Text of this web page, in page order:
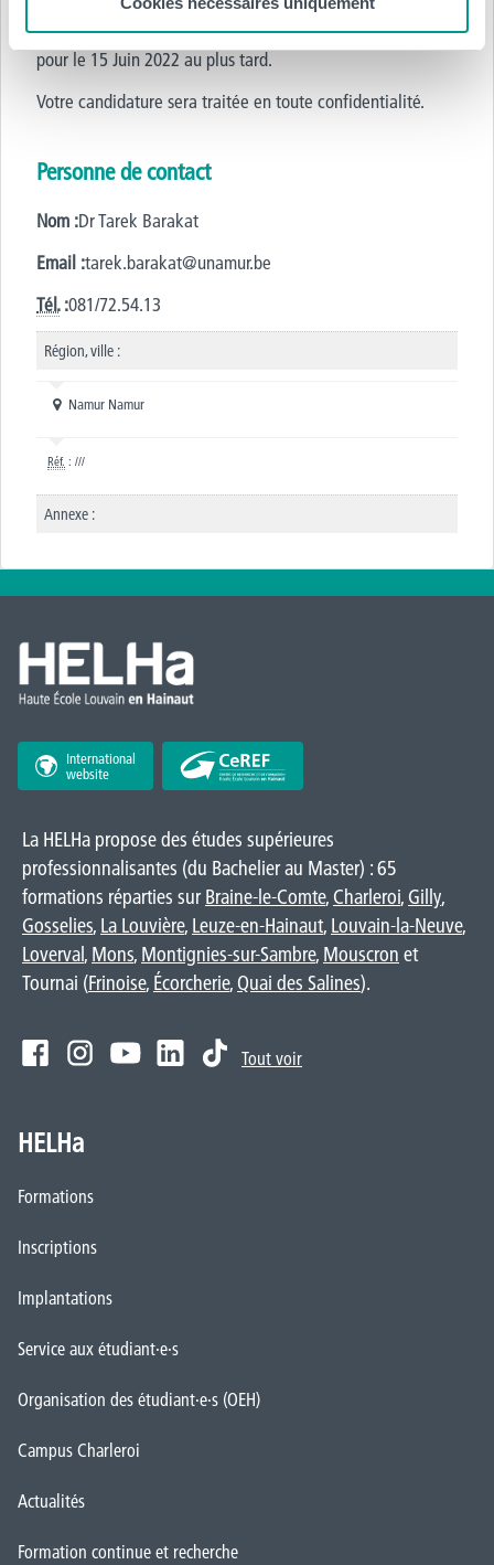
par email à Tarek Barakat (tarek.barakat@unamur.be)
pour le 15 Juin 2022 au plus tard.
Votre candidature sera traitée en toute confidentialité.
Personne de contact
Nom :Dr Tarek Barakat
Email :tarek.barakat@unamur.be
Tél.:081/72.54.13
Région, ville :
Namur Namur
Réf. : ///
Annexe :
International
website
La HELHa propose des études supérieures
professionnalisantes (du Bachelier au Master) : 65
formations réparties surBraine-le-Comte, Charleroi, Gilly,
Gosselies, La Louvière, Leuze-en-Hainaut, Louvain-la-Neuve,
Loverval, Mons, Montignies-sur-Sambre, Mouscron et
Tournai (Frinoise, Écorcherie, Quai des Salines).
Tout voir
HELHa
Formations
Inscriptions
Implantations
Service aux étudiant·e·s
Organisation des étudiant·e·s (OEH)
Campus Charleroi
Actualités
Formation continue et recherche